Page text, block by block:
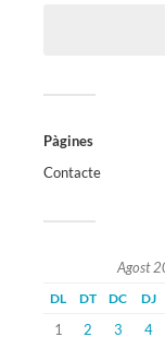
Pàgines
Contacte
Agost
DL DT DC DJ
1 2 3 4